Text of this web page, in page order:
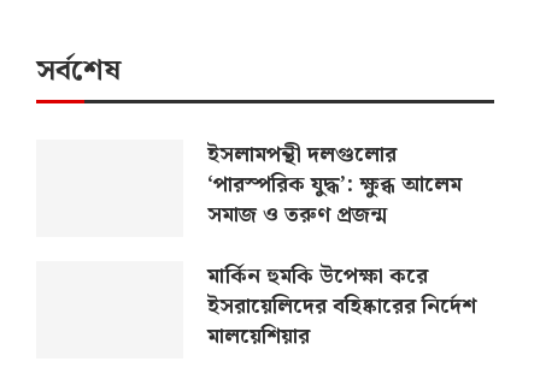
সর্বশেষ
ইসলামপন্থী দলগুলোর
‘পারস্পরিক যুদ্ধ’: ক্ষুব্ধ আলেম
সমাজ ও তরুণ প্রজন্ম
মার্কিন হুমকি উপেক্ষা করে
ইসরায়েলিদের বহিষ্কারের নির্দেশ
মালয়েশিয়ার